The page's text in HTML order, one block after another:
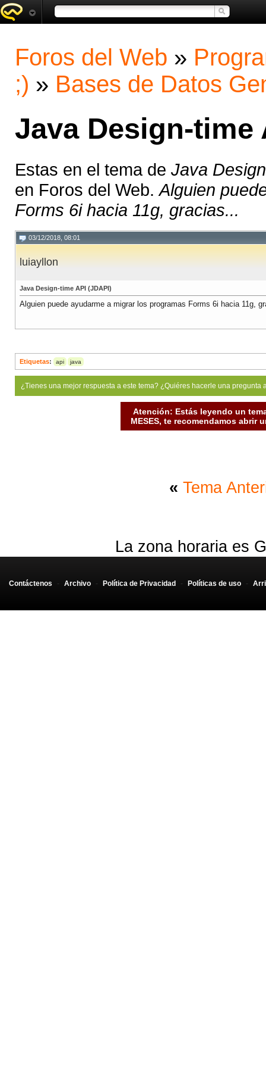
Foros del Web »
;) » Bases de Datos
Java Design-time
Estas en el tema de Java
en Foros del Web.Alguien
Forms 6i hacia 11g, gracias...
03/12/2018, 08:01
luiayllon
Java Design-time API (JDAPI)
Alguien puede ayudarme a migrar los programas Forms 6i hacia 11g,
Etiquetas: api java
¿Tienes una mejor respuesta a este tema? ¿Quiéres hacerle una
Atención: Estás leyendo un
MESES, te recomendamos abrir
« Tema
La zona horaria es
Contáctenos - Archivo - Política de Privacidad - Políticas de uso -